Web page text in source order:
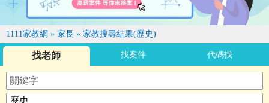
1111家教網 » 家長 » 家教搜尋結果(歷史)
找老師 找案件 代碼找